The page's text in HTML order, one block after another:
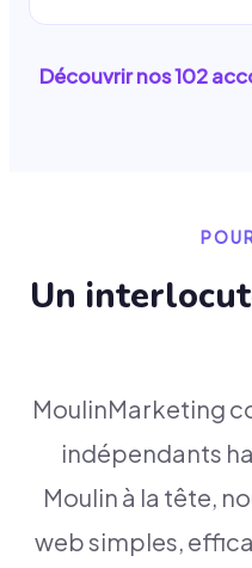
Découvrir nos102
Un
MoulinMarketing
indépendants
Moulin à la tête,
web simples,